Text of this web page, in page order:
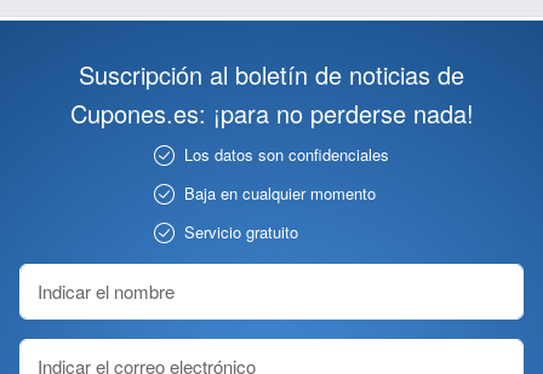
Suscripción al boletín de noticias de
Cupones.es: ¡para no perderse nada!
Los datos son confidenciales
Baja en cualquier momento
Servicio gratuito